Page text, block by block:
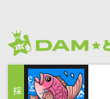
[生音]気まぐ
いきものがかり